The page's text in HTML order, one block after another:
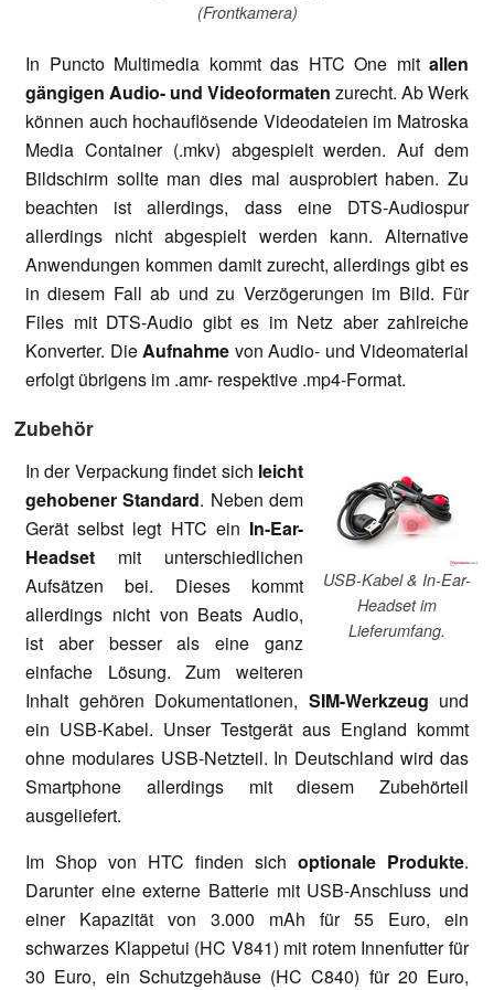
(Frontkamera)
In Puncto Multimedia kommt das HTC One mit allen
gängigen Audio- und Videoformaten zurecht. Ab Werk
können auch hochauflösende Videodateien im Matroska
Media Container (.mkv) abgespielt werden. Auf dem
Bildschirm sollte man dies mal ausprobiert haben. Zu
beachten ist allerdings, dass eine DTS-Audiospur
allerdings nicht abgespielt werden kann. Alternative
Anwendungen kommen damit zurecht, allerdings gibt es
in diesem Fall ab und zu Verzögerungen im Bild. Für
Files mit DTS-Audio gibt es im Netz aber zahlreiche
Konverter. DieAufnahme von Audio- und Videomaterial
erfolgt übrigens im .amr- respektive .mp4-Format.
Zubehör
USB-Kabel & In-Ear-
Headset im
Lieferumfang.
In der Verpackung findet sich leicht
gehobener Standard. Neben dem
Gerät selbst legt HTC ein In-Ear-
Headset mit unterschiedlichen
Aufsätzen bei. Dieses kommt
allerdings nicht von Beats Audio,
ist aber besser als eine ganz
einfache Lösung. Zum weiteren
Inhalt gehören Dokumentationen, SIM-Werkzeug und
ein USB-Kabel. Unser Testgerät aus England kommt
ohne modulares USB-Netzteil. In Deutschland wird das
Smartphone allerdings mit diesem Zubehörteil
ausgeliefert.
Im Shop von HTC finden sich optionale Produkte.
Darunter eine externe Batterie mit USB-Anschluss und
einer Kapazität von 3.000 mAh für 55 Euro, ein
schwarzes Klappetui (HC V841) mit rotem Innenfutter für
30 Euro, ein Schutzgehäuse (HC C840) für 20 Euro,